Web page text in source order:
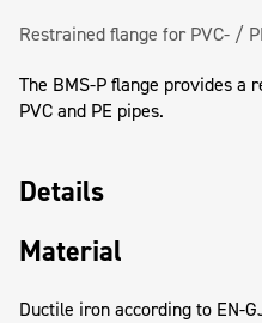
Restrained flange for PVC- /
The BMS-P flange provides a
PVC and PE pipes.
Details
Material
Ductile iron according to EN-